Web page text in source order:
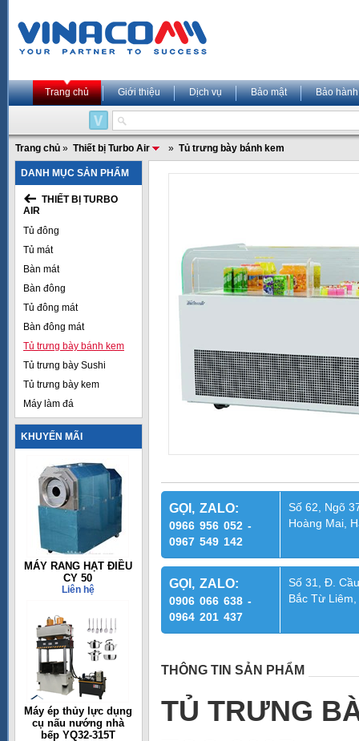
Trang chủ Giới thiệu Dịch vụ Bảo mật Bảo hành
Trang chủ » Thiết bị Turbo Air » Tủ trưng bày bánh kem
DANH MỤC SẢN PHẨM
THIẾT BỊ TURBO
AIR
Tủ đông
Tủ mát
Bàn mát
Bàn đông
Tủ đông mát
Bàn đông mát
Tủ trưng bày bánh kem
Tủ trưng bày Sushi
Tủ trưng bày kem
Máy làm đá
KHUYẾN MÃI
MÁY RANG HẠT ĐIỀU
CY 50
Liên hệ
Máy ép thủy lực dụng
cụ nấu nướng nhà
bếp YQ32-315T
GỌI, ZALO:
0966 956 052 -
0967 549 142
Số 62, Ngõ
Hoàng Mai,
GỌI, ZALO:
0906 066 638 -
0964 201 437
Số 31, Đ.
Bắc Từ
THÔNG TIN SẢN PHẨM
TỦ TRƯNG